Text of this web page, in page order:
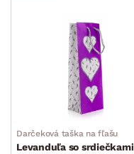
Darčeková taška na fľašu
Levanduľa so srdiečkami